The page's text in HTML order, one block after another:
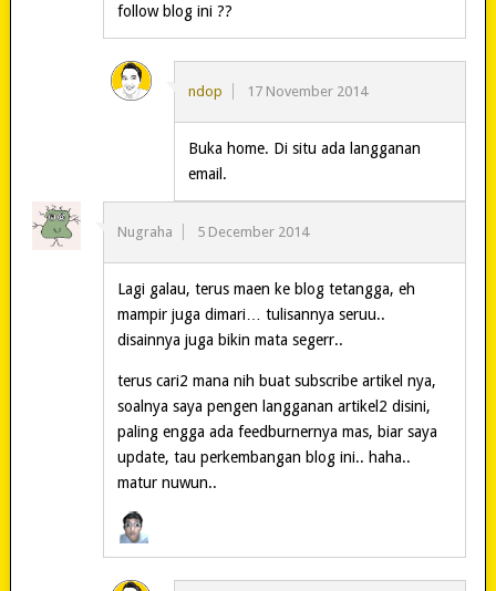
follow blog ini ??
ndop 17 November 2014
Buka home. Di situ ada langganan
email.
Nugraha 5 December 2014
Lagi galau, terus maen ke blog tetangga, eh
mampir juga dimari… tulisannya seruu..
disainnya juga bikin mata segerr..
terus cari2 mana nih buat subscribe artikel nya,
soalnya saya pengen langganan artikel2 disini,
paling engga ada feedburnernya mas, biar saya
update, tau perkembangan blog ini.. haha..
matur nuwun..